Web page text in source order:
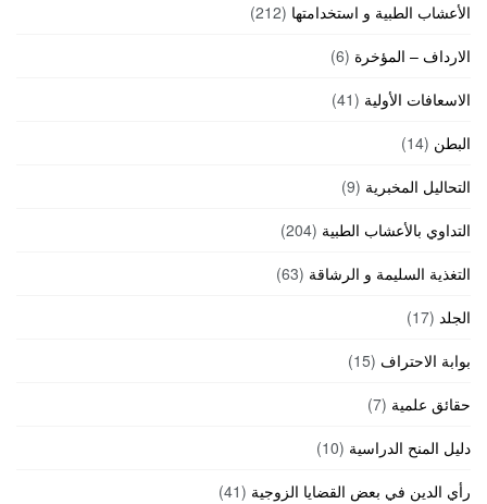
الأعشاب الطبية و استخدامتها (212)
الارداف – المؤخرة (6)
الاسعافات الأولية (41)
البطن (14)
التحاليل المخبرية (9)
التداوي بالأعشاب الطبية (204)
التغذية السليمة و الرشاقة (63)
الجلد (17)
بوابة الاحتراف (15)
حقائق علمية (7)
دليل المنح الدراسية (10)
رأي الدين في بعض القضايا الزوجية (41)